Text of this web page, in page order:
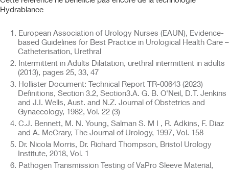
Hydrablance
European Association of Urology Nurses (EAUN), Evidence-
based Guidelines for Best Practice in Urological Health Care –
Catheterisation, Urethral
Intermittent in Adults Dilatation, urethral intermittent in adults
(2013), pages 25, 33, 47
Hollister Document: Technical Report TR-00643 (2023)
Definitions, Section 3.2, Section3.A. G. B. O'Neil, D.T. Jenkins
and J.I. Wells, Aust. and N.Z. Journal of Obstetrics and
Gynaecology, 1982, Vol. 22 (3)
C.J. Bennett, M. N. Young, Salman S. M I , R. Adkins, F. Diaz
and A. McCrary, The Journal of Urology, 1997, Vol. 158
Dr. Nicola Morris, Dr. Richard Thompson, Bristol Urology
Institute, 2018, Vol. 1
Pathogen Transmission Testing of VaPro Sleeve Material,